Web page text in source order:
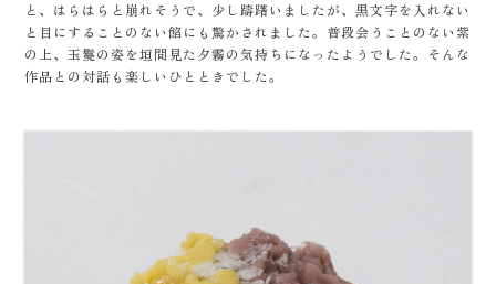
と、はらはらと崩れそうで、少し躊躇いましたが、黒文字を入れない
と目にすることのない餡にも驚かされました。普段会うことのない紫
の上、玉鬘の姿を垣間見た夕霧の気持ちになったようでした。そんな
作品との対話も楽しいひとときでした。